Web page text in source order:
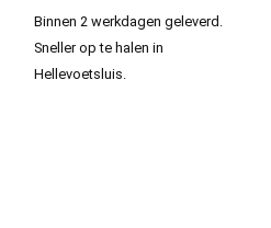
Binnen 2 werkdagen geleverd.
Sneller op te halen in
Hellevoetsluis.